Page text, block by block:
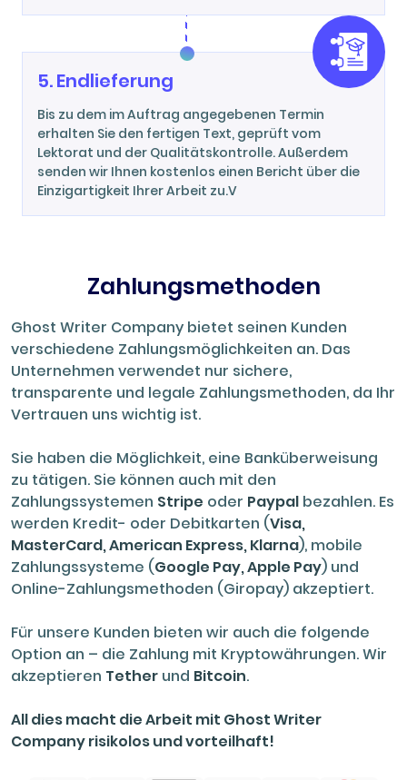
5. Endlieferung
Bis zu dem im Auftrag angegebenen Termin
erhalten Sie den fertigen Text, geprüft vom
Lektorat und der Qualitätskontrolle. Außerdem
senden wir Ihnen kostenlos einen Bericht über die
Einzigartigkeit Ihrer Arbeit zu.V
Zahlungsmethoden
Ghost Writer Company bietet seinen Kunden
verschiedene Zahlungsmöglichkeiten an. Das
Unternehmen verwendet nur sichere,
transparente und legale Zahlungsmethoden, da Ihr
Vertrauen uns wichtig ist.
Sie haben die Möglichkeit, eine Banküberweisung
zu tätigen. Sie können auch mit den
Zahlungssystemen Stripe oder Paypal bezahlen. Es
werden Kredit- oder Debitkarten (Visa,
MasterCard, American Express, Klarna), mobile
Zahlungssysteme (Google Pay, Apple Pay) und
Online-Zahlungsmethoden (Giropay) akzeptiert.
Für unsere Kunden bieten wir auch die folgende
Option an – die Zahlung mit Kryptowährungen. Wir
akzeptieren Tether und Bitcoin.
All dies macht die Arbeit mit Ghost Writer
Company risikolos und vorteilhaft!